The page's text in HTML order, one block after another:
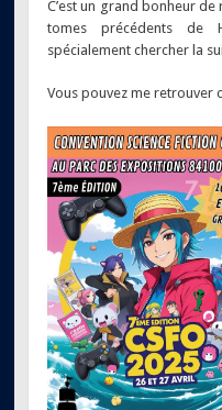
C’est un grand bonheur
tomes précédents de
spécialement chercher la
Vous pouvez me retrouver